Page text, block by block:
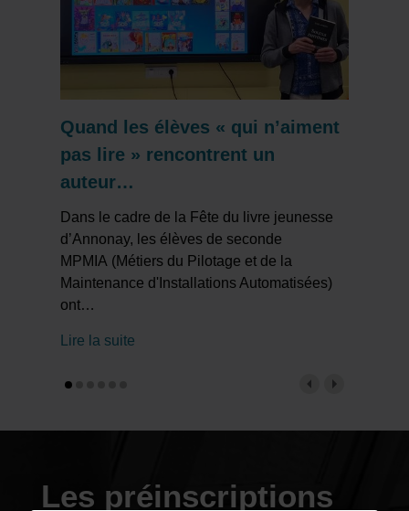
Quand les élèves « qui n’aiment
pas lire » rencontrent un
auteur…
Dans le cadre de la Fête du livre jeunesse
d’Annonay, les élèves de seconde
MPMIA (Métiers du Pilotage et de la
Maintenance d'Installations Automatisées)
ont…
Lire la suite
Les préinscriptions